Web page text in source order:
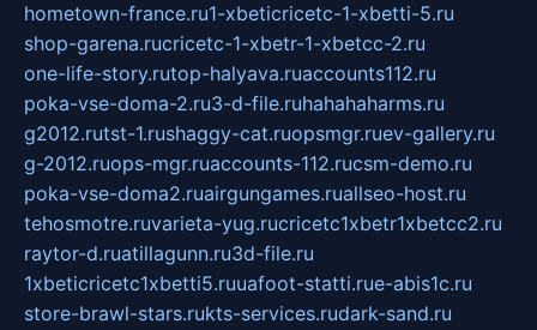
hometown-france.ru1-xbeticricetc-1-xbetti-5.ru
shop-garena.rucricetc-1-xbetr-1-xbetcc-2.ru
one-life-story.rutop-halyava.ruaccounts112.ru
poka-vse-doma-2.ru3-d-file.ruhahahaharms.ru
g2012.rutst-1.rushaggy-cat.ruopsmgr.ruev-gallery.ru
g-2012.ruops-mgr.ruaccounts-112.rucsm-demo.ru
poka-vse-doma2.ruairgungames.ruallseo-host.ru
tehosmotre.ruvarieta-yug.rucricetc1xbetr1xbetcc2.ru
raytor-d.ruatillagunn.ru3d-file.ru
1xbeticricetc1xbetti5.ruuafoot-statti.rue-abis1c.ru
store-brawl-stars.rukts-services.rudark-sand.ru